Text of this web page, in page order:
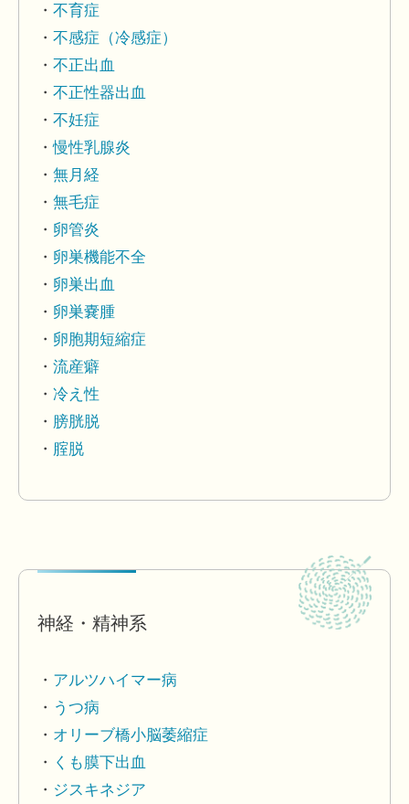
不育症
不感症（冷感症）
不正出血
不正性器出血
不妊症
慢性乳腺炎
無月経
無毛症
卵管炎
卵巣機能不全
卵巣出血
卵巣嚢腫
卵胞期短縮症
流産癖
冷え性
膀胱脱
腟脱
神経・精神系
アルツハイマー病
うつ病
オリーブ橋小脳萎縮症
くも膜下出血
ジスキネジア